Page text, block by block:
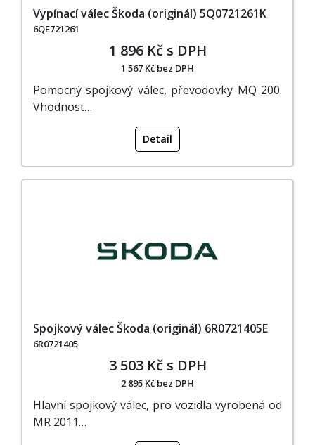
Vypínací válec Škoda (originál) 5Q0721261K
6QE721261
1 896 Kč s DPH
1 567 Kč bez DPH
Pomocný spojkový válec, převodovky MQ 200.
Vhodnost…
Detail
Spojkový válec Škoda (originál) 6R0721405E
6R0721405
3 503 Kč s DPH
2 895 Kč bez DPH
Hlavní spojkový válec, pro vozidla vyrobená od
MR 2011…